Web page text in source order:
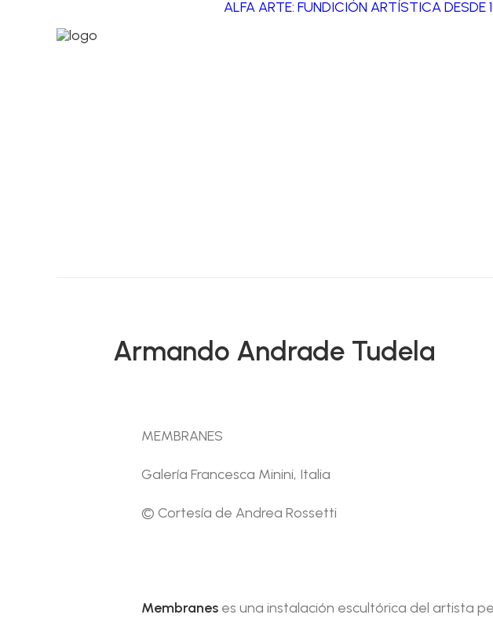
ALFA ARTE: FUNDICIÓN ARTÍSTICA DESDE
Armando Andrade Tudela
MEMBRANES
Galería Francesca Minini, Italia
© Cortesía de Andrea Rossetti ⁠
Membranes es una instalación escultórica del artista